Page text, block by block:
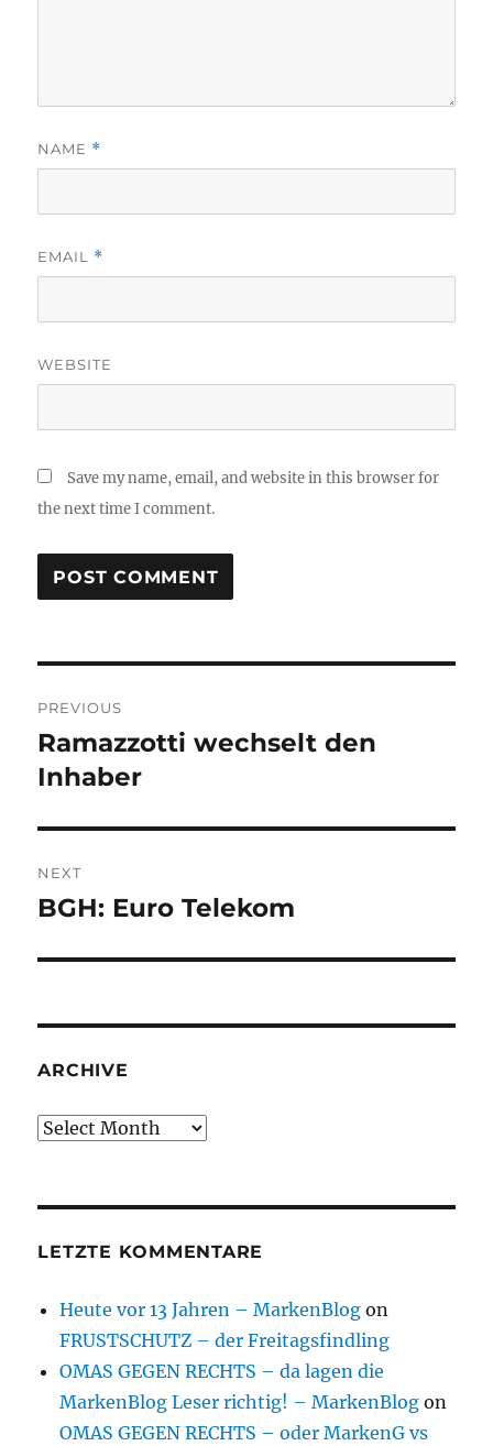
NAME *
EMAIL *
WEBSITE
Save my name, email, and website in this browser for
the next time I comment.
navigation
PREVIOUS
Previous
post:
Ramazzotti wechselt den
Inhaber
NEXT
Next
BGH: Euro Telekom
ARCHIVE
Archive
LETZTE KOMMENTARE
Heute vor 13 Jahren – MarkenBlog on
FRUSTSCHUTZ – der Freitagsfindling
OMAS GEGEN RECHTS – da lagen die
MarkenBlog Leser richtig! – MarkenBlog on
OMAS GEGEN RECHTS – oder MarkenG vs